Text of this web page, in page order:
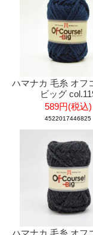
ハマナカ 毛糸 オフ
ビッグ
589円(税込)
4522017446825
ハマナカ 毛糸 オフ